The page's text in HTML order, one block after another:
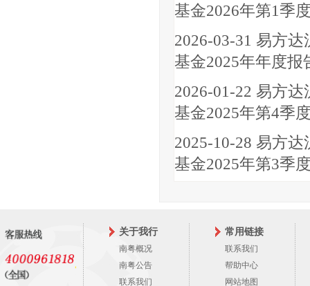
基金2026年第1季
2026-03-31 易方达
基金2025年年度报
2026-01-22 易方达
基金2025年第4季
2025-10-28 易方达
基金2025年第3季
2025-07-21 易方达
基金2025年第2季
关于我行
南粤概况
南粤公告
联系我们
常用链接
联系我们
帮助中心
网站地图